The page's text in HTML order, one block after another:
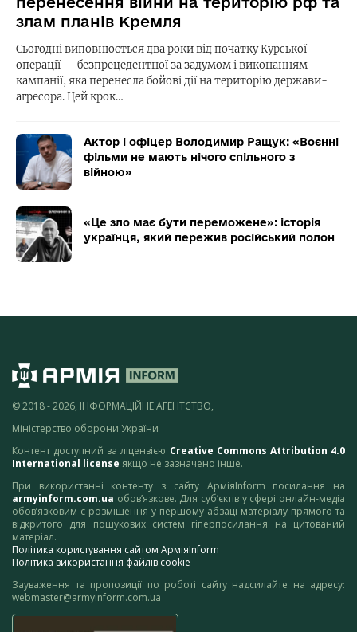
злам планів Кремля
Сьогодні виповнюється два роки від початку Курської
операції — безпрецедентної за задумом і виконанням
кампанії, яка перенесла бойові дії на територію держави-
агресора. Цей крок…
Актор і офіцер Володимир Ращук: «Воєнні
фільми не мають нічого спільного з
війною»
«Це зло має бути переможене»: історія
українця, який пережив російський полон
© 2018 - 2026, ІНФОРМАЦІЙНЕ АГЕНТСТВО,
Міністерство оборони України
Контент доступний за ліцензією Creative Commons Attribution 4.0
International license якщо не зазначено інше.
При використанні контенту з сайту АрміяInform посилання на
armyinform.com.ua обов’язкове. Для суб’єктів у сфері онлайн-медіа
обов’язковим є розміщення у першому абзаці матеріалу прямого та
відкритого для пошукових систем гіперпосилання на цитований
матеріал.
Політика користування сайтом АрміяInform
Політика використання файлів cookie
Зауваження та пропозиції по роботі сайту надсилайте на адресу:
webmaster@armyinform.com.ua